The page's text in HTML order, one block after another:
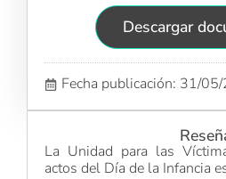
Descargar
Fecha publicación: 31/
La Unidad para las
actos del Día de la Infancia